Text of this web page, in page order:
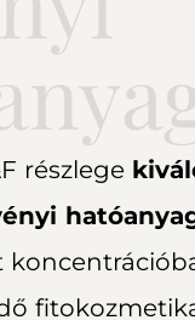
részlege